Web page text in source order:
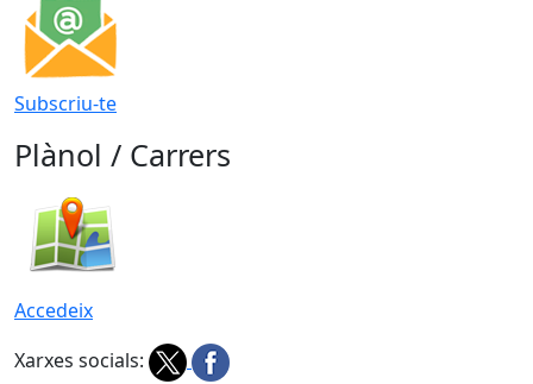
Subscriu-te
Plànol / Carrers
Accedeix
Xarxes socials: